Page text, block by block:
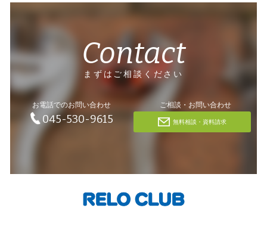
Contact
まずはご相談ください
お電話でのお問い合わせ
045-530-9615
ご相談・お問い合わせ
無料相談・資料請求